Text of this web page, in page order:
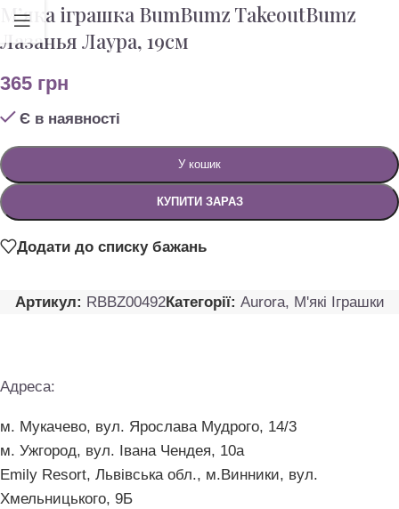
М’яка ігрaшка BumBumz TakeoutBumz
Лазанья Лаура, 19см
365 грн
Є в наявності
У кошик
КУПИТИ ЗАРАЗ
Додати до списку бажань
Артикул: RBBZ00492Категорії: Aurora, M'які Іграшки
Адреса:
м. Мукачево, вул. Ярослава Мудрого, 14/3
м. Ужгород, вул. Івана Чендея, 10а
Emily Resort, Львівська обл., м.Винники, вул.
Хмельницького, 9Б